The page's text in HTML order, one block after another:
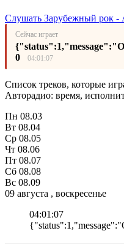
Слушать Зарубежный рок -
Сейчас играет
0
04:01:07
Список треков, которые
Авторадио: время,
Пн 08.03
Вт 08.04
Ср 08.05
Чт 08.06
Пт 08.07
Сб 08.08
Вс 08.09
09 августа , воскресенье
04:01:07